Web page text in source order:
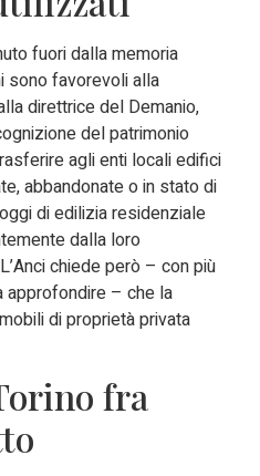
fuori dalla memoria
sono favorevoli alla
direttrice del Demanio,
del patrimonio
agli enti locali edifici
abbandonate o in stato di
di edilizia residenziale
dalla loro
chiede però – con più
approfondire – che la
di proprietà privata
fra